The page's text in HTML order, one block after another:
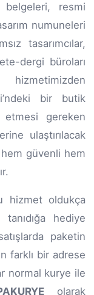
belgeleri, resmi
numuneleri
tasarımcılar,
dergi büroları
bir butik
etmesi gereken
ulaştırılacak
güvenli hem
hizmet oldukça
hediye
paketin
farklı bir adrese
normal kurye ile
olarak